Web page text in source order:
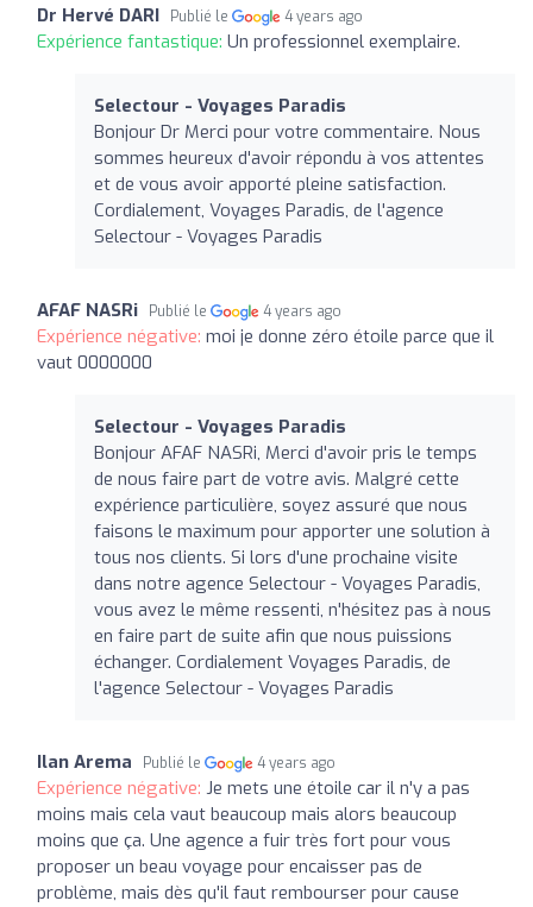
Dr Hervé DARI Publié le 4 years ago
Expérience fantastique: Un professionnel exemplaire.
Selectour - Voyages Paradis
Bonjour Dr Merci pour votre commentaire. Nous
sommes heureux d'avoir répondu à vos attentes
et de vous avoir apporté pleine satisfaction.
Cordialement, Voyages Paradis, de l'agence
Selectour - Voyages Paradis
AFAF NASRi Publié le 4 years ago
Expérience négative: moi je donne zéro étoile parce que il
vaut 0000000
Selectour - Voyages Paradis
Bonjour AFAF NASRi, Merci d'avoir pris le temps
de nous faire part de votre avis. Malgré cette
expérience particulière, soyez assuré que nous
faisons le maximum pour apporter une solution à
tous nos clients. Si lors d'une prochaine visite
dans notre agence Selectour - Voyages Paradis,
vous avez le même ressenti, n'hésitez pas à nous
en faire part de suite afin que nous puissions
échanger. Cordialement Voyages Paradis, de
l'agence Selectour - Voyages Paradis
Ilan Arema Publié le 4 years ago
Expérience négative: Je mets une étoile car il n'y a pas
moins mais cela vaut beaucoup mais alors beaucoup
moins que ça. Une agence a fuir très fort pour vous
proposer un beau voyage pour encaisser pas de
problème, mais dès qu'il faut rembourser pour cause